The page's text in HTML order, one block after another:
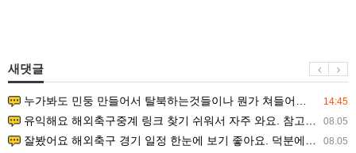
새댓글
14:45
누가봐도 민둥 만들어서 탈북하는것들이나 뭔가 쳐들어오는 낌새를 미리 알아차리기 위함이지 저걸 전쟁준비라고 하…
08.05
유익해요 해외축구중계 링크 찾기 쉬워서 자주 와요. 참고로 무료스포츠중계 정보 확인할 때 출처 꼭 체크해요.…
08.05
잘봤어요 해외축구 경기 일정 한눈에 보기 좋아요. 덕분에 epl중계 볼 때 공식 중계 채널 먼저 찾아봐요. …